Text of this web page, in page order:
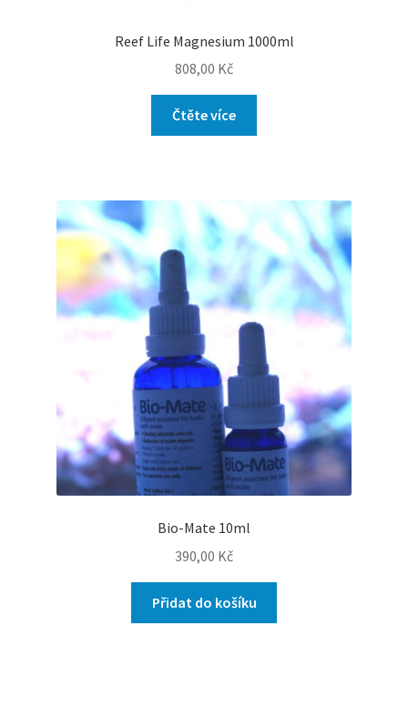
Reef Life Magnesium 1000ml
808,00 Kč
Čtěte více
Bio-Mate 10ml
390,00 Kč
Přidat do košíku